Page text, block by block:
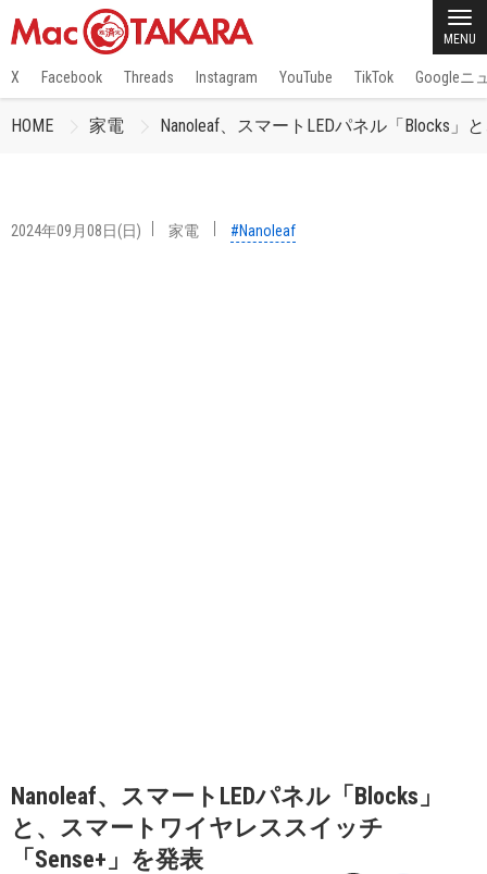
MENU
X Facebook Threads Instagram YouTube TikTok Googleニ
HOME 家電 Nanoleaf、スマートLEDパネル「Blocks」
2024年09月08日(日) 家電 #Nanoleaf
Nanoleaf、スマートLEDパネル「Blocks」
と、スマートワイヤレススイッチ
「Sense+」を発表